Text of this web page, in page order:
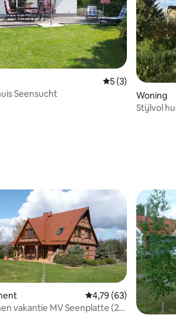
Gemiddelde
5 (3)
Seensucht
Woning
Stijlvol
Gemiddelde
4,79 (63)
vakantie MV Seenplatte (2-